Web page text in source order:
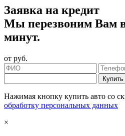
Заявка на кредит
Мы перезвоним Вам в
минут.
от руб.
Нажимая кнопку купить авто со
обработку персональных данных
×